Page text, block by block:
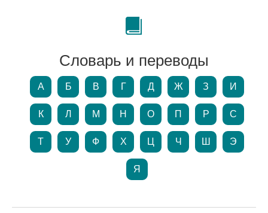
Словарь и переводы
А Б В Г Д Ж З И
К Л М Н О П Р С
Т У Ф Х Ц Ч Ш Э
Я